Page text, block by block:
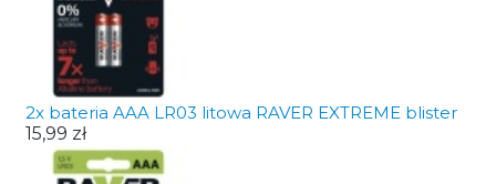
2x bateria AAA LR03 litowa RAVER EXTREME blister
15,99 zł